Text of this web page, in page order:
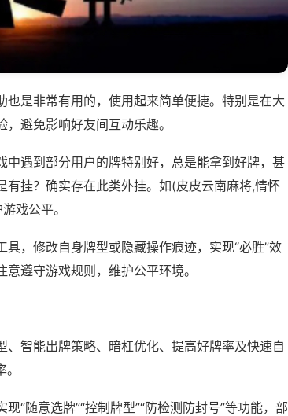
是非常有用的，使用起来简单便捷。特别是在大
避免影响好友间互动乐趣。
遇到部分用户的牌特别好，总是能拿到好牌，甚
挂？确实存在此类外挂。如(皮皮云南麻将,情怀
戏公平。
，修改自身牌型或隐藏操作痕迹，实现“必胜”效
遵守游戏规则，维护公平环境。
智能出牌策略、暗杠优化、提高好牌率及快速自
“随意选牌”“控制牌型”“防检测防封号”等功能，部